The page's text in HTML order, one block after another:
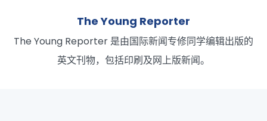
The Young Reporter
The Young Reporter 是由国际新闻专修同学编辑出版的
英文刊物，包括印刷及网上版新闻。